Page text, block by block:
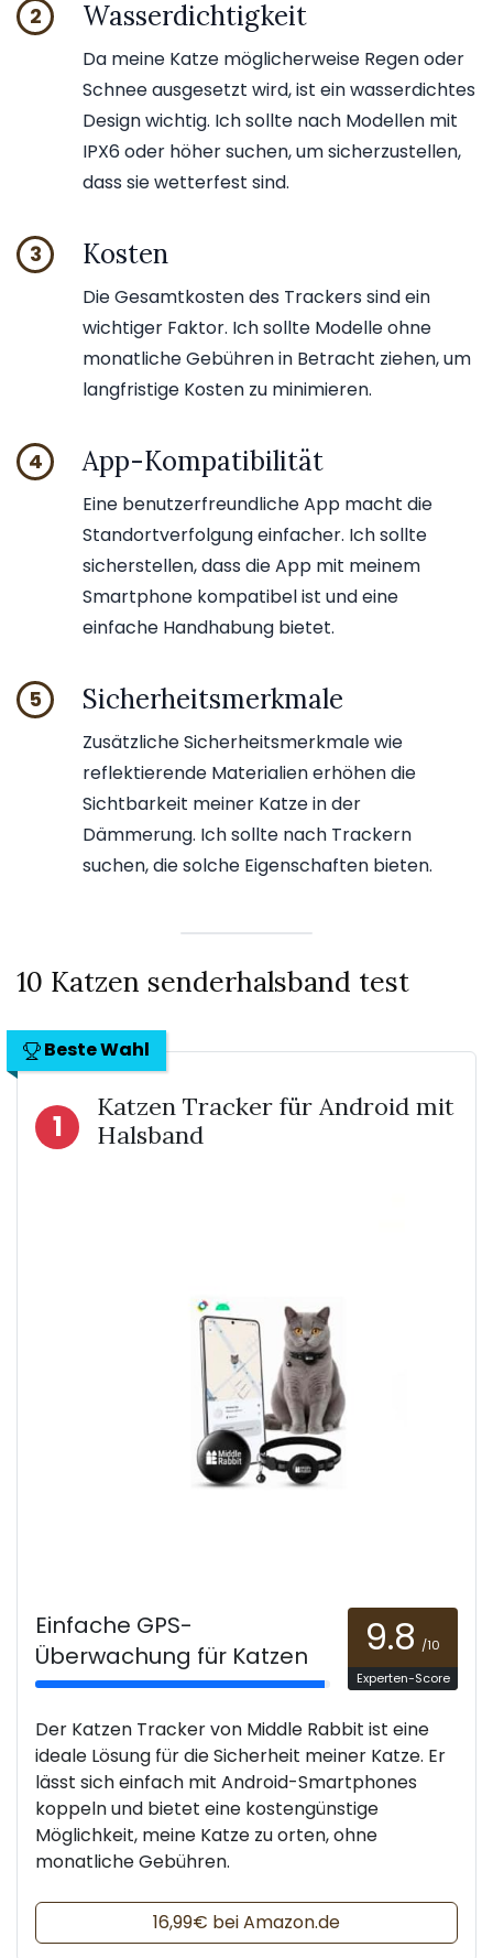
2 Wasserdichtigkeit
Da meine Katze möglicherweise Regen oder
Schnee ausgesetzt wird, ist ein wasserdichtes
Design wichtig. Ich sollte nach Modellen mit
IPX6 oder höher suchen, um sicherzustellen,
dass sie wetterfest sind.
3 Kosten
Die Gesamtkosten des Trackers sind ein
wichtiger Faktor. Ich sollte Modelle ohne
monatliche Gebühren in Betracht ziehen, um
langfristige Kosten zu minimieren.
4 App-Kompatibilität
Eine benutzerfreundliche App macht die
Standortverfolgung einfacher. Ich sollte
sicherstellen, dass die App mit meinem
Smartphone kompatibel ist und eine
einfache Handhabung bietet.
5 Sicherheitsmerkmale
Zusätzliche Sicherheitsmerkmale wie
reflektierende Materialien erhöhen die
Sichtbarkeit meiner Katze in der
Dämmerung. Ich sollte nach Trackern
suchen, die solche Eigenschaften bieten.
10 Katzen senderhalsband test
Beste Wahl
1
Katzen Tracker für Android mit
Halsband
Einfache GPS-
Überwachung für Katzen
9.8 /10
Experten-Score
Der Katzen Tracker von Middle Rabbit ist eine
ideale Lösung für die Sicherheit meiner Katze. Er
lässt sich einfach mit Android-Smartphones
koppeln und bietet eine kostengünstige
Möglichkeit, meine Katze zu orten, ohne
monatliche Gebühren.
16,99€ bei Amazon.de